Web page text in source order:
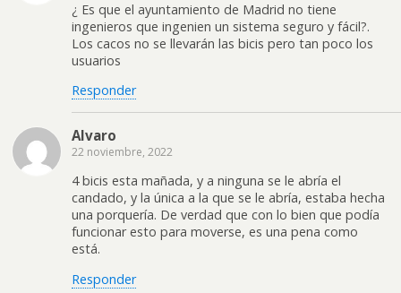
¿ Es que el ayuntamiento de Madrid no tiene
ingenieros que ingenien un sistema seguro y fácil?.
Los cacos no se llevarán las bicis pero tan poco los
usuarios
Responder
Alvaro
22 noviembre, 2022
4 bicis esta mañada, y a ninguna se le abría el
candado, y la única a la que se le abría, estaba hecha
una porquería. De verdad que con lo bien que podía
funcionar esto para moverse, es una pena como
está.
Responder